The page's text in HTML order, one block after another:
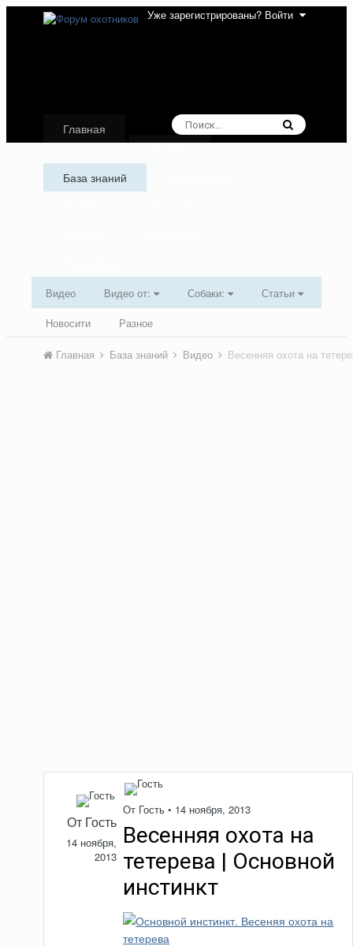
Уже зарегистрированы? Войти
Главная
База знаний
Видео Видео от: Собаки:
Статьи
Новосити
Разное
Главная База знаний Видео Весенняя охота на
От Гость
14 ноября,
2013
От Гость • 14 ноября, 2013
Весенняя охота на
тетерева | Основной
инстинкт